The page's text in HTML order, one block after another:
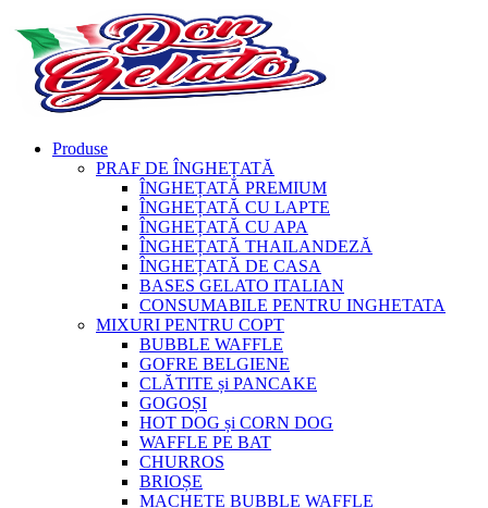
Produse
PRAF DE ÎNGHEȚATĂ
ÎNGHEȚATĂ PREMIUM
ÎNGHEȚATĂ CU LAPTE
ÎNGHEȚATĂ CU APA
ÎNGHEȚATĂ THAILANDEZĂ
ÎNGHEȚATĂ DE CASA
BASES GELATO ITALIAN
CONSUMABILE PENTRU INGHETATA
MIXURI PENTRU COPT
BUBBLE WAFFLE
GOFRE BELGIENE
CLĂTITE și PANCAKE
GOGOȘI
HOT DOG și CORN DOG
WAFFLE PE BAT
CHURROS
BRIOȘE
MACHETE BUBBLE WAFFLE